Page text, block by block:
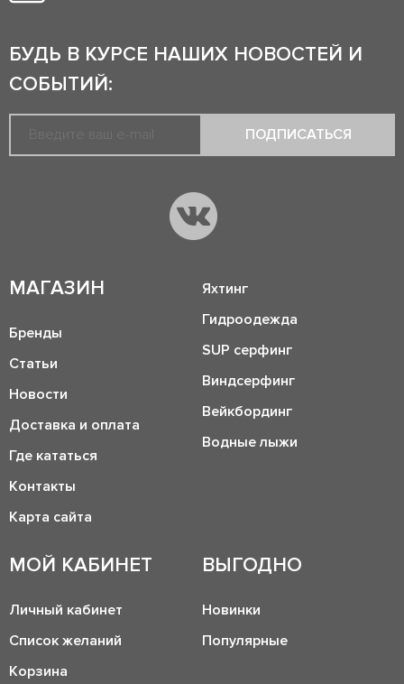
БУДЬ В КУРСЕ НАШИХ НОВОСТЕЙ И
СОБЫТИЙ:
ПОДПИСАТЬСЯ
МАГАЗИН
Бренды
Статьи
Новости
Доставка и оплата
Где кататься
Контакты
Карта сайта
Яхтинг
Гидроодежда
SUP серфинг
Виндсерфинг
Вейкбординг
Водные лыжи
МОЙ КАБИНЕТ
Личный кабинет
Список желаний
Корзина
ВЫГОДНО
Новинки
Популярные